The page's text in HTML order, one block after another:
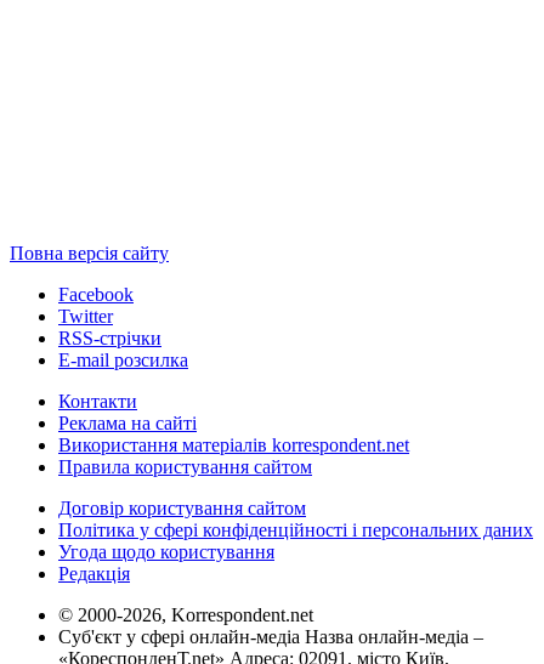
Повна версія сайту
Facebook
Twitter
RSS-стрічки
E-mail розсилка
Контакти
Реклама на сайті
Використання матеріалів korrespondent.net
Правила користування сайтом
Договір користування сайтом
Політика у сфері конфіденційності і персональних даних
Угода щодо користування
Редакція
© 2000-2026, Korrespondent.net
Суб'єкт у сфері онлайн-медіа Назва онлайн-медіа –
«КореспонденТ.net» Адреса: 02091, місто Київ,